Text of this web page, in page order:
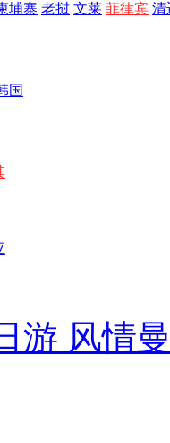
埔寨 老挝 文莱 菲律宾 清
国
游 风情